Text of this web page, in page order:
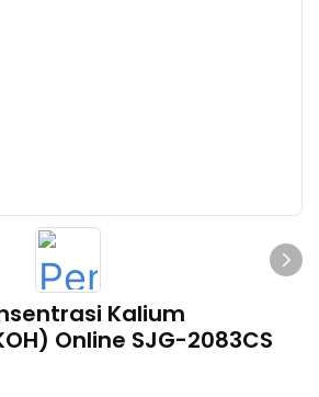
Kalium
Online SJG-2083CS